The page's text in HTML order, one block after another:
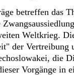
betreffen das
Weltkrieg.
der Vertreibung
die
Vorgänge in